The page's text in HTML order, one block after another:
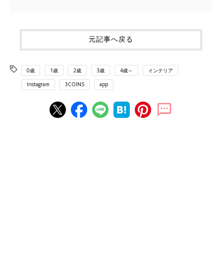
元記事へ戻る
0歳 1歳 2歳 3歳 4歳～ インテリア
Instagram 3COINS app